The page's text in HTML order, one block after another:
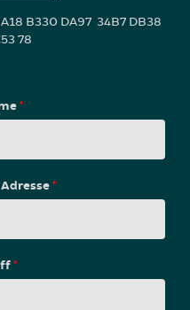
B330 DA97 34B7 DB38
78
*
*
*